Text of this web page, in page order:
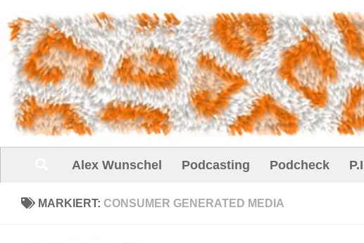
Unter dem Inhalt
Alex Wunschel Podcasting Podcheck
MARKIERT: CONSUMER GENERATED MEDIA